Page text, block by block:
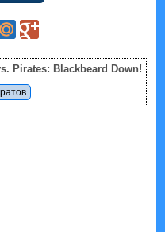
Pirates: Blackbeard Down!